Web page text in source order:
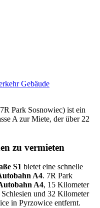
Gebäude
Park Sosnowiec) ist ein
A zur Miete, der über 22
zu vermieten
S1 bietet eine schnelle
A4. 7R Park
A4, 15 Kilometer
und 32 Kilometer
in Pyrzowice entfernt.